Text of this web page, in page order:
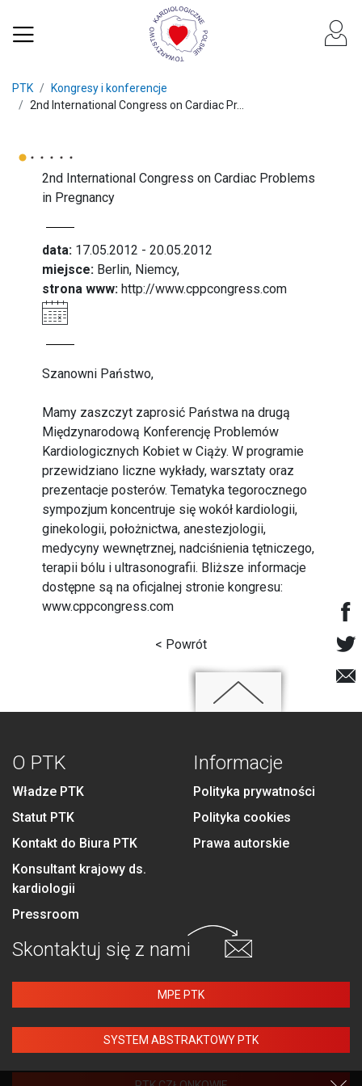
PTK
Kongresy i konferencje
2nd International Congress on Cardiac Pr...
2nd International Congress on Cardiac Problems
in Pregnancy
data: 17.05.2012 - 20.05.2012
miejsce: Berlin, Niemcy,
strona www: http://www.cppcongress.com
Szanowni Państwo,
Mamy zaszczyt zaprosić Państwa na drugą
Międzynarodową Konferencję Problemów
Kardiologicznych Kobiet w Ciąży. W programie
przewidziano liczne wykłady, warsztaty oraz
prezentacje posterów. Tematyka tegorocznego
sympozjum koncentruje się wokół kardiologii,
ginekologii, położnictwa, anestezjologii,
medycyny wewnętrznej, nadciśnienia tętniczego,
terapii bólu i ultrasonografii. Bliższe informacje
dostępne są na oficjalnej stronie kongresu:
www.cppcongress.com
< Powrót
O PTK
Władze PTK
Statut PTK
Kontakt do Biura PTK
Konsultant krajowy ds.
kardiologii
Pressroom
Informacje
Polityka prywatności
Polityka cookies
Prawa autorskie
Skontaktuj się z nami
MPE PTK
SYSTEM ABSTRAKTOWY PTK